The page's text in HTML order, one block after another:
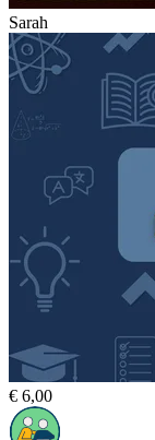
Sarah
€ 6,00